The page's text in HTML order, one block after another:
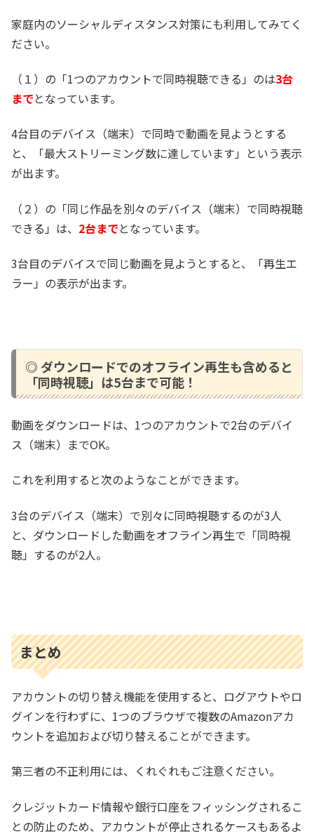
家庭内のソーシャルディスタンス対策にも利用してみてく
ださい。
（１）の「1つのアカウントで同時視聴できる」のは3台
までとなっています。
4台目のデバイス（端末）で同時で動画を見ようとする
と、「最大ストリーミング数に達しています」という表示
が出ます。
（２）の「同じ作品を別々のデバイス（端末）で同時視聴
できる」は、 2台までとなっています。
3台目のデバイスで同じ動画を見ようとすると、「再生エ
ラー」の表示が出ます。
◎ ダウンロードでのオフライン再生も含めると
「同時視聴」は5台まで可能！
動画をダウンロードは、1つのアカウントで2台のデバイ
ス（端末）までOK。
これを利用すると次のようなことができます。
3台のデバイス（端末）で別々に同時視聴するのが3人
と、ダウンロードした動画をオフライン再生で「同時視
聴」するのが2人。
まとめ
アカウントの切り替え機能を使用すると、ログアウトやロ
グインを行わずに、1つのブラウザで複数のAmazonアカ
ウントを追加および切り替えることができます。
第三者の不正利用には、くれぐれもご注意ください。
クレジットカード情報や銀行口座をフィッシングされるこ
との防止のため、アカウントが停止されるケースもあるよ